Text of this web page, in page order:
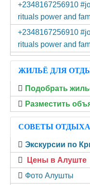
+2348167256910
rituals power and
+2348167256910
rituals power and
ЖИЛЬЁ ДЛЯ
Подобрать
Разместить
СОВЕТЫ
Экскурсии по
Цены в Алуште
Фото Алушты